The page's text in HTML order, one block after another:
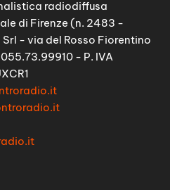
radiodiffusa
di Firenze (n. 2483 -
- via del Rosso Fiorentino
- P. IVA